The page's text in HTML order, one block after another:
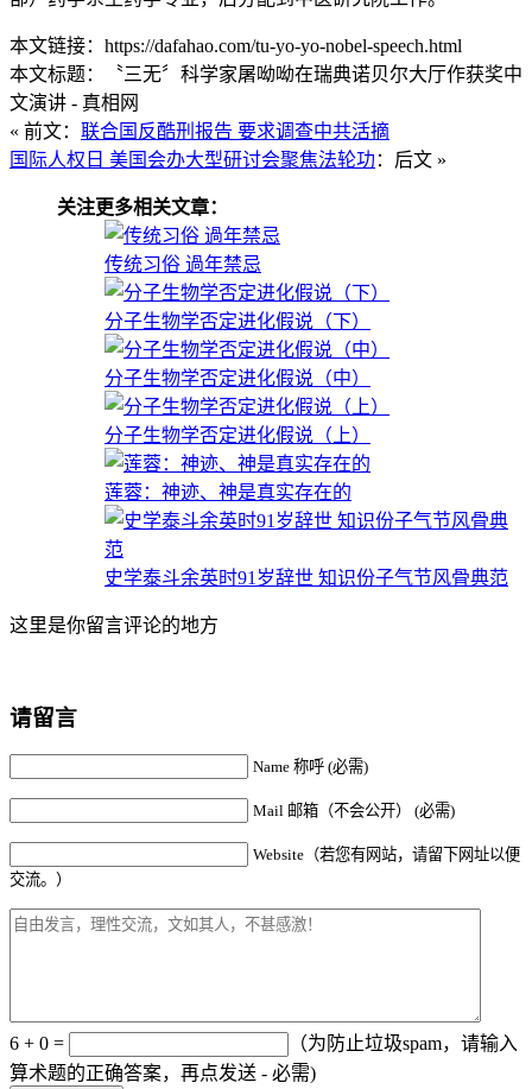
本文链接：https://dafahao.com/tu-yo-yo-nobel-speech.html
本文标题：〝三无〞科学家屠呦呦在瑞典诺贝尔大厅作获奖中
文演讲 - 真相网
« 前文： 联合国反酷刑报告 要求调查中共活摘
国际人权日 美国会办大型研讨会聚焦法轮功 ：后文 »
关注更多相关文章：
传统习俗 過年禁忌
分子生物学否定进化假说（下）
分子生物学否定进化假说（中）
分子生物学否定进化假说（上）
莲蓉：神迹、神是真实存在的
史学泰斗余英时91岁辞世 知识份子气节风骨典范
这里是你留言评论的地方
请留言
Name 称呼 (必需)
Mail 邮箱（不会公开） (必需)
Website（若您有网站，请留下网址以便
交流。）
6 + 0 =
（为防止垃圾spam，请输入
算术题的正确答案，再点发送 - 必需)